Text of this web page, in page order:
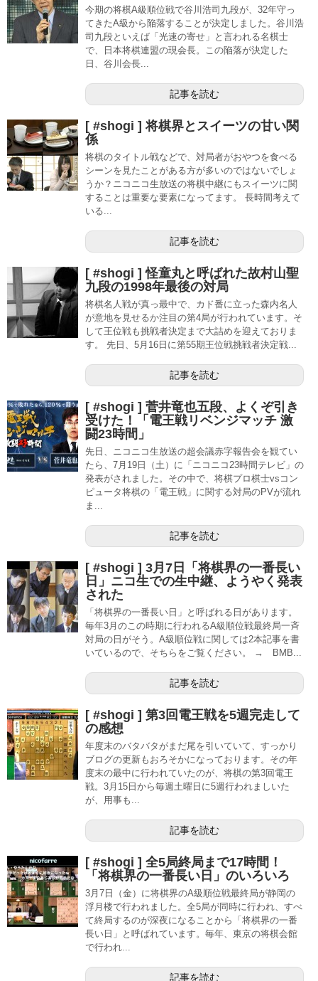
今期の将棋A級順位戦で谷川浩司九段が、32年守っ
てきたA級から陥落することが決定しました。谷川浩
司九段といえば「光速の寄せ」と言われる名棋士
で、日本将棋連盟の現会長。この陥落が決定した
日、谷川会長...
記事を読む
[ #shogi ] 将棋界とスイーツの甘い関
係
将棋のタイトル戦などで、対局者がおやつを食べる
シーンを見たことがある方が多いのではないでしょ
うか？ニコニコ生放送の将棋中継にもスイーツに関
することは重要な要素になってます。 長時間考えて
いる...
記事を読む
[ #shogi ] 怪童丸と呼ばれた故村山聖
九段の1998年最後の対局
将棋名人戦が真っ最中で、カド番に立った森内名人
が意地を見せるか注目の第4局が行われています。そ
して王位戦も挑戦者決定まで大詰めを迎えておりま
す。 先日、5月16日に第55期王位戦挑戦者決定戦...
記事を読む
[ #shogi ] 菅井竜也五段、よくぞ引き
受けた！「電王戦リベンジマッチ 激
闘23時間」
先日、ニコニコ生放送の超会議赤字報告会を観てい
たら、7月19日（土）に「ニコニコ23時間テレビ」の
発表がされました。その中で、将棋プロ棋士vsコン
ピュータ将棋の「電王戦」に関する対局のPVが流れ
ま...
記事を読む
[ #shogi ] 3月7日「将棋界の一番長い
日」ニコ生での生中継、ようやく発表
された
「将棋界の一番長い日」と呼ばれる日があります。
毎年3月のこの時期に行われるA級順位戦最終局一斉
対局の日がそう。A級順位戦に関しては2本記事を書
いているので、そちらをご覧ください。 → BMB...
記事を読む
[ #shogi ] 第3回電王戦を5週完走して
の感想
年度末のバタバタがまだ尾を引いていて、すっかり
ブログの更新もおろそかになっております。その年
度末の最中に行われていたのが、将棋の第3回電王
戦。3月15日から毎週土曜日に5週行われましいた
が、用事も...
記事を読む
[ #shogi ] 全5局終局まで17時間！
「将棋界の一番長い日」のいろいろ
3月7日（金）に将棋界のA級順位戦最終局が静岡の
浮月楼で行われました。全5局が同時に行われ、すべ
て終局するのが深夜になることから「将棋界の一番
長い日」と呼ばれています。毎年、東京の将棋会館
で行われ...
記事を読む